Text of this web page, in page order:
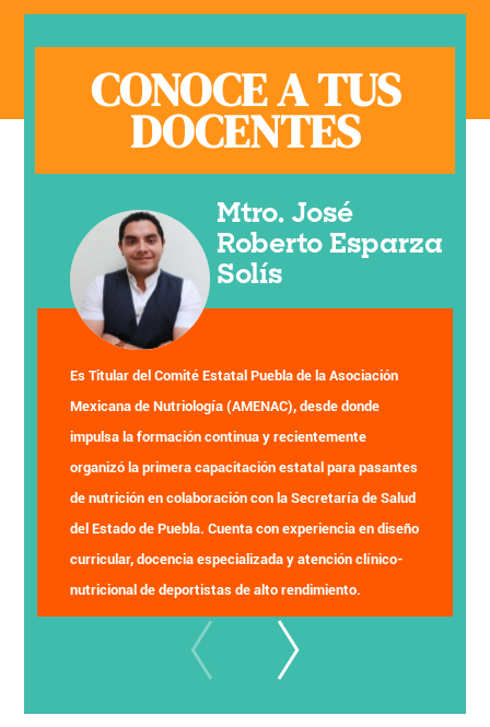
CONOCE A TUS
DOCENTES
Mtro. José
Roberto Esparza
Solís
Es Titular del Comité Estatal Puebla de la Asociación
Mexicana de Nutriología (AMENAC), desde donde
impulsa la formación continua y recientemente
organizó la primera capacitación estatal para pasantes
de nutrición en colaboración con la Secretaría de Salud
del Estado de Puebla. Cuenta con experiencia en diseño
curricular, docencia especializada y atención clínico-
nutricional de deportistas de alto rendimiento.